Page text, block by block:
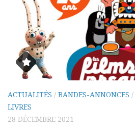
ACTUALITÉS / BANDES-ANNONCES /
LIVRES
28 DÉCEMBRE 2021